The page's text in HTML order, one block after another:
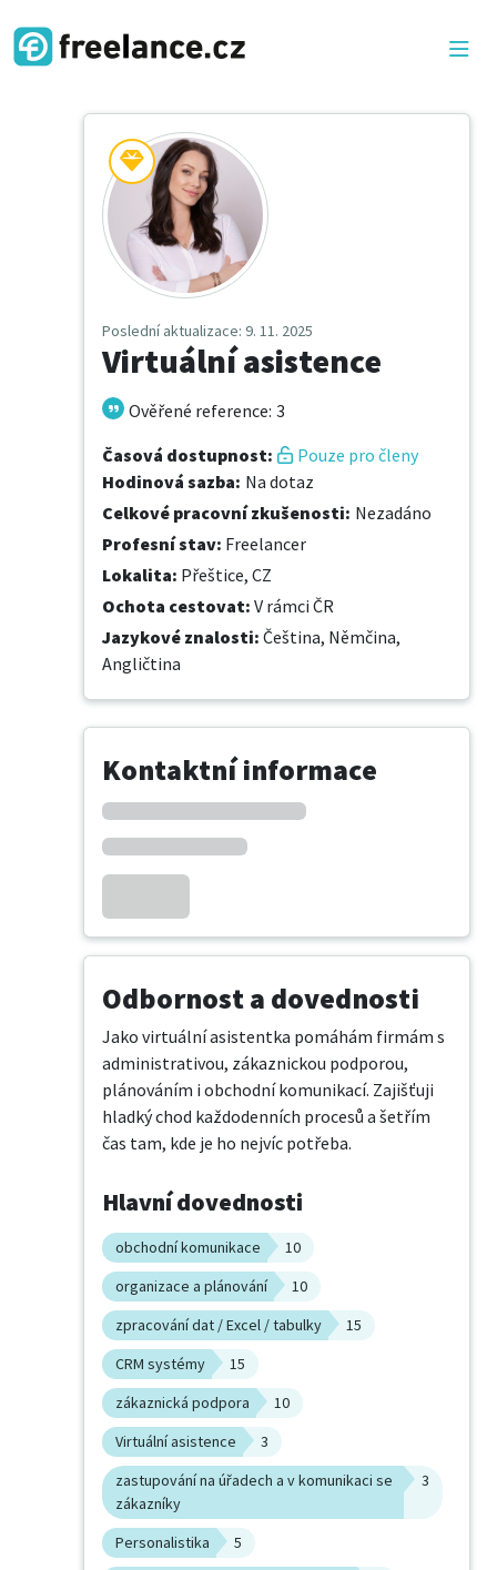
Poslední aktualizace: 9. 11. 2025
Virtuální asistence
Ověřené reference: 3
Časová dostupnost:
Pouze pro členy
Hodinová sazba: Na dotaz
Celkové pracovní zkušenosti: Nezadáno
Profesní stav: Freelancer
Lokalita: Přeštice, CZ
Ochota cestovat: V rámci ČR
Jazykové znalosti: Čeština, Němčina,
Angličtina
Kontaktní informace
Odbornost a dovednosti
Jako virtuální asistentka pomáhám firmám s
administrativou, zákaznickou podporou,
plánováním i obchodní komunikací. Zajišťuji
hladký chod každodenních procesů a šetřím
čas tam, kde je ho nejvíc potřeba.
Hlavní dovednosti
obchodní komunikace
10
organizace a plánování
10
zpracování dat / Excel / tabulky
15
CRM systémy
15
zákaznická podpora
10
Virtuální asistence
3
zastupování na úřadech a v komunikaci se
zákazníky
3
Personalistika
5